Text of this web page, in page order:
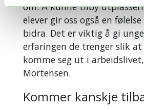
om.Å kunne tilby
elever gir oss også en
bidra. Det er viktig å gi
erfaringen de trenger slik
komme seg ut i
Mortensen.
Kommer kanskje